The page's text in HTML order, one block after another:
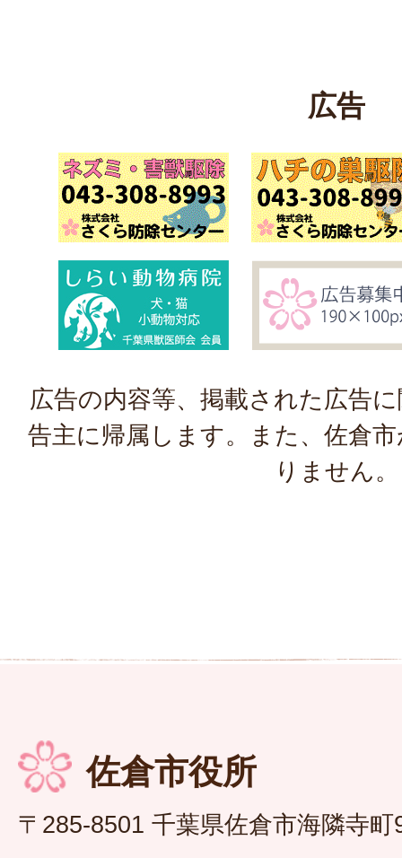
広告
広告の内容等、掲載された広告
告主に帰属します。また、佐倉
りません。
佐倉市役所
〒285-8501 千葉県佐倉市海隣寺町